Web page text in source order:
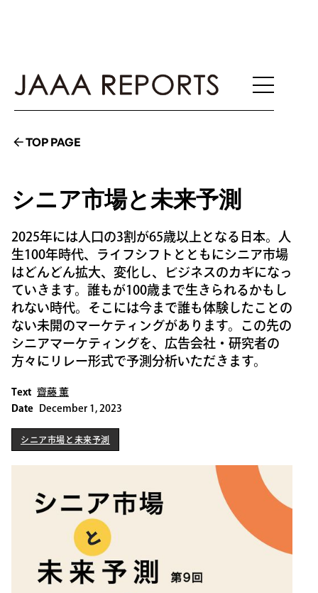
TOP PAGE
シニア市場と未来予測
2025年には人口の3割が65歳以上となる日本。人
生100年時代、ライフシフトとともにシニア市場
はどんどん拡大、変化し、ビジネスのカギになっ
ていきます。誰もが100歳まで生きられるかもし
れない時代。そこには今まで誰も体験したことの
ない未開のマーケティングがあります。この先の
シニアマーケティングを、広告会社・研究者の
方々にリレー形式で予測分析いただきます。
Text 齋藤 薫
Date
December 1, 2023
シニア市場と未来予測
シニア市場と未来予測